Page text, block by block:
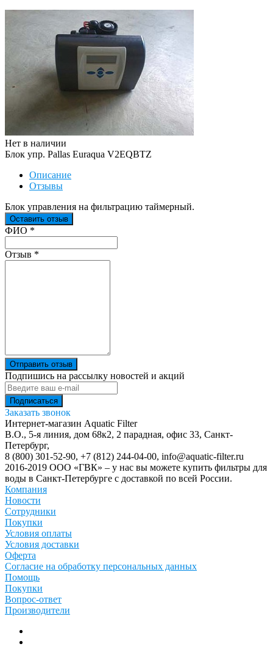
Нет в наличии
Блок упр. Pallas Euraqua V2EQBTZ
Описание
Отзывы
Блок управления на фильтрацию таймерный.
Оставить отзыв
Ваш отзыв был отправлен!
ФИО *
Отзыв *
Отправить отзыв
Подпишись на рассылку новостей и акций
Заказать звонок
Интернет-магазин Aquatic Filter
В.О., 5-я линия, дом 68к2, 2 парадная, офис 33, Санкт-
Петербург,
8 (800) 301-52-90, +7 (812) 244-04-00, info@aquatic-filter.ru
2016-2019 ООО «ГВК» – у нас вы можете купить фильтры для
воды в Санкт-Петербурге с доставкой по всей России.
Компания
Новости
Сотрудники
Покупки
Условия оплаты
Условия доставки
Оферта
Согласие на обработку персональных данных
Помощь
Покупки
Вопрос-ответ
Производители